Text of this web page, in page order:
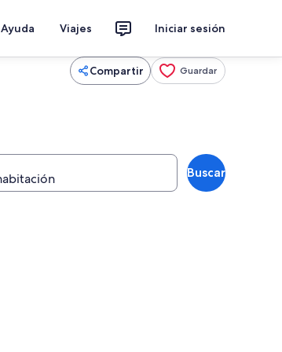
Ayuda Viajes Iniciar sesión
Compartir Guardar
Buscar